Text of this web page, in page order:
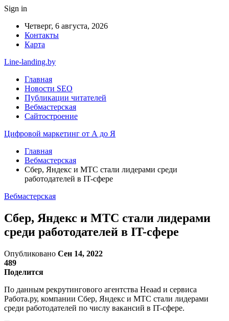
Sign in
Четверг, 6 августа, 2026
Контакты
Карта
Line-landing.by
Главная
Новости SEO
Публикации читателей
Вебмастерская
Сайтостроение
Цифровой маркетинг от А до Я
Главная
Вебмастерская
Сбер, Яндекс и МТС стали лидерами среди
работодателей в IT-сфере
Вебмастерская
Сбер, Яндекс и МТС стали лидерами
среди работодателей в IT-сфере
Опубликовано Сен 14, 2022
489
Поделится
По данным рекрутингового агентства Heaad и сервиса
Работа.ру, компании Сбер, Яндекс и МТС стали лидерами
среди работодателей по числу вакансий в IT-сфере.